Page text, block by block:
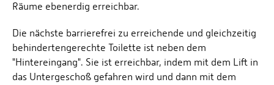
Räume ebenerdig erreichbar.
Die nächste barrierefrei zu erreichende und gleichzeitig
behindertengerechte Toilette ist neben dem
"Hintereingang". Sie ist erreichbar, indem mit dem Lift in
das Untergeschoß gefahren wird und dann mit dem